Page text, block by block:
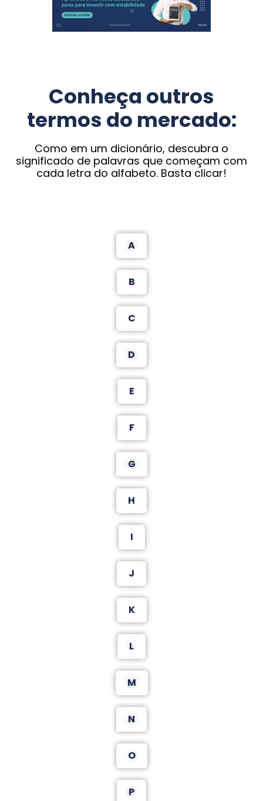
Conheça outros
termos do mercado:
Como em um dicionário, descubra o
significado de palavras que começam com
cada letra do alfabeto. Basta clicar!
A
B
C
D
E
F
G
H
I
J
K
L
M
N
O
P